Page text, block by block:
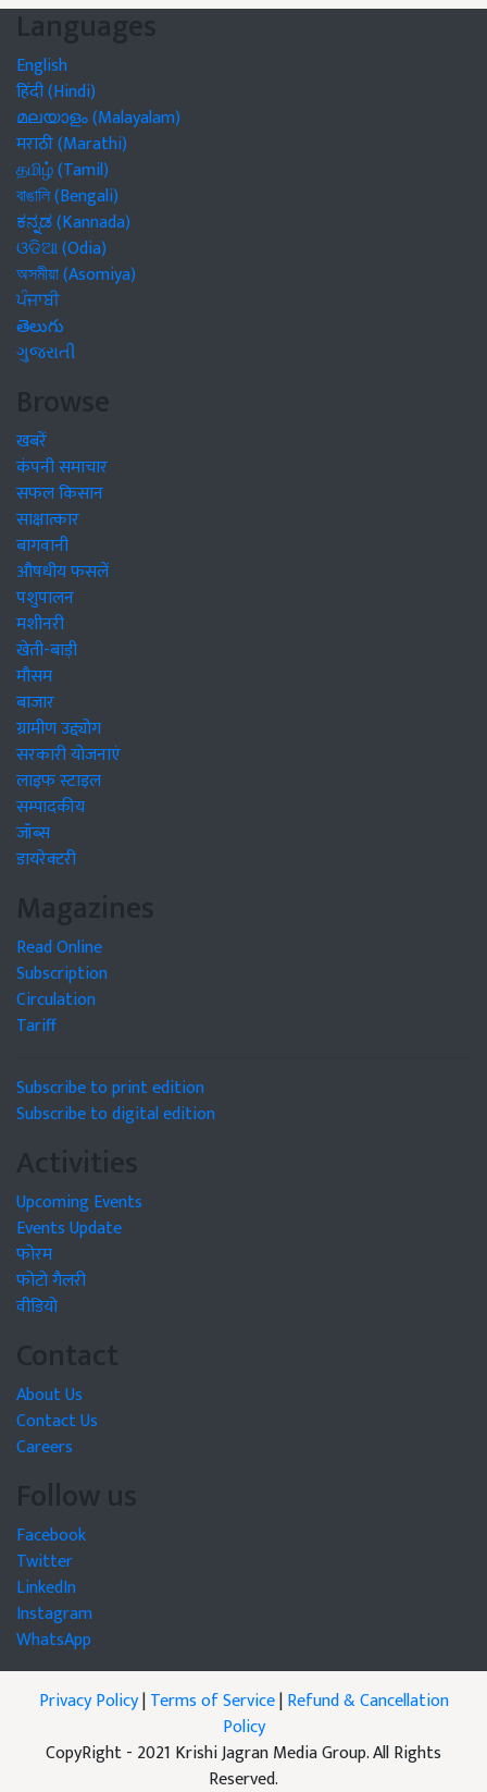
Languages
English
हिंदी (Hindi)
മലയാളം (Malayalam)
मराठी (Marathi)
தமிழ் (Tamil)
বাঙালি (Bengali)
ಕನ್ನಡ (Kannada)
ଓଡିଆ (Odia)
অসমীয়া (Asomiya)
ਪੰਜਾਬੀ
తెలుగు
ગુજરાતી
Browse
खबरें
कंपनी समाचार
सफल किसान
साक्षात्कार
बागवानी
औषधीय फसलें
पशुपालन
मशीनरी
खेती-बाड़ी
मौसम
बाजार
ग्रामीण उद्द्योग
सरकारी योजनाएं
लाइफ स्टाइल
सम्पादकीय
जॉब्स
डायरेक्टरी
Magazines
Read Online
Subscription
Circulation
Tariff
Subscribe to print edition
Subscribe to digital edition
Activities
Upcoming Events
Events Update
फोरम
फोटो गैलरी
वीडियो
Contact
About Us
Contact Us
Careers
Follow us
Facebook
Twitter
LinkedIn
Instagram
WhatsApp
Privacy Policy|Terms of Service|Refund & Cancellation
Policy
CopyRight - 2021 Krishi Jagran Media Group. All Rights
Reserved.